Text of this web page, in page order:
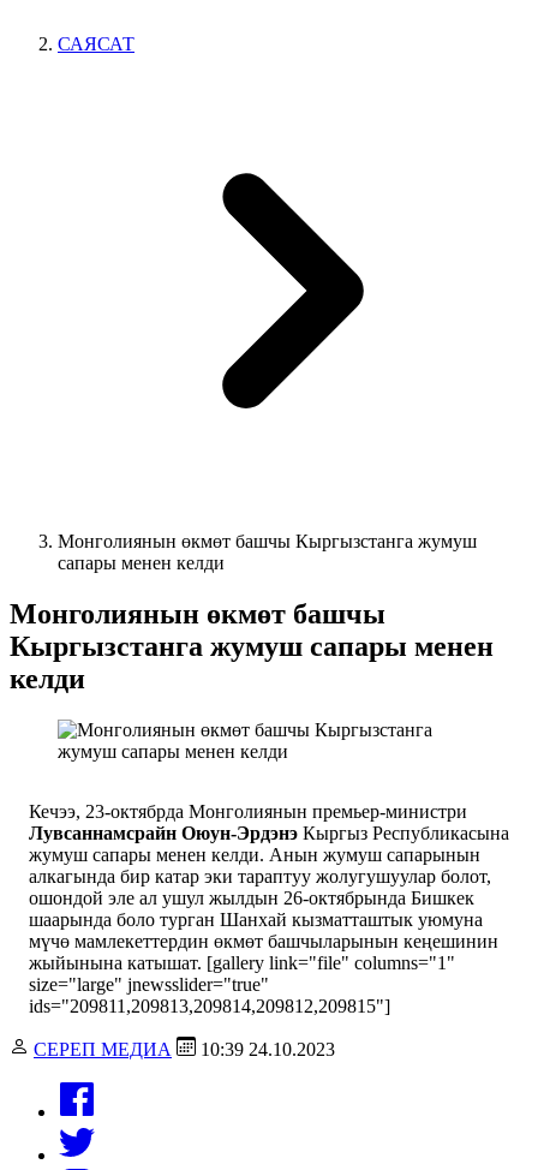
САЯСАТ
Монголиянын өкмөт башчы Кыргызстанга жумуш
сапары менен келди
Монголиянын өкмөт башчы
Кыргызстанга жумуш сапары менен
келди
Кечээ, 23-октябрда Монголиянын премьер-министри
Лувсаннамсрайн Оюун-Эрдэнэ Кыргыз Республикасына
жумуш сапары менен келди. Анын жумуш сапарынын
алкагында бир катар эки тараптуу жолугушуулар болот,
ошондой эле ал ушул жылдын 26-октябрында Бишкек
шаарында боло турган Шанхай кызматташтык уюмуна
мүчө мамлекеттердин өкмөт башчыларынын кеңешинин
жыйынына катышат. [gallery link="file" columns="1"
size="large" jnewsslider="true"
ids="209811,209813,209814,209812,209815"]
СЕРЕП МЕДИА 10:39 24.10.2023